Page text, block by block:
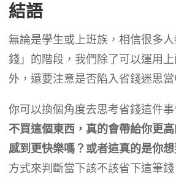
結語
無論是學生或上班族，相信很多
錢」的階段，我們除了可以運用
外，還要注意是否陷入省錢迷思當
你可以換個角度去思考省錢這件事
不買這個東西，真的會帶給你更
感到更快樂嗎？或者這真的是你想
方式來判斷當下該不該省下這筆